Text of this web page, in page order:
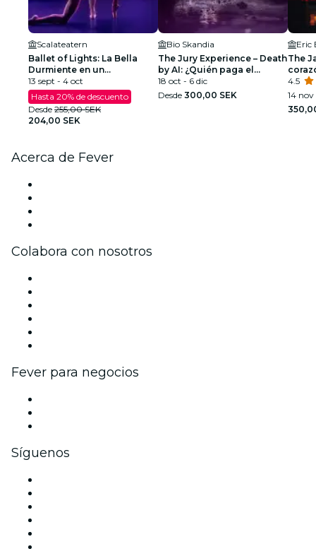
Scalateatern
Ballet of Lights: La Bella
Durmiente en un
espectáculo deslumbrante
13 sept - 4 oct
Hasta 20% de descuento
Desde 255,00 SEK
204,00 SEK
Bio Skandia
The Jury Experience – Death
by AI: ¿Quién paga el
precio?
18 oct - 6 dic
Desde 300,00 SEK
Eric
The
4.5
14 nov
Acerca de Fever
Colabora con nosotros
Fever para negocios
Síguenos